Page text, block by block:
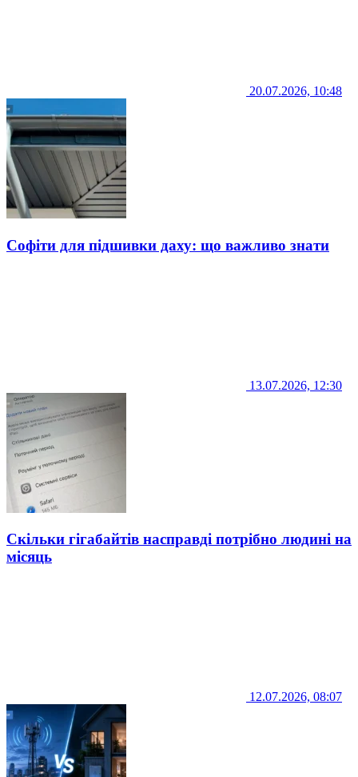
20.07.2026, 10:48
Софіти для підшивки даху: що важливо знати
13.07.2026, 12:30
Скільки гігабайтів насправді потрібно людині на
місяць
12.07.2026, 08:07